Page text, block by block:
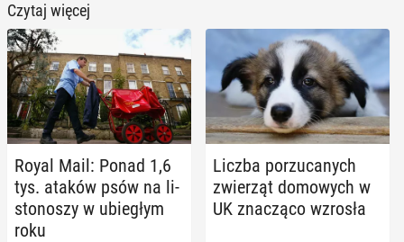
Czytaj więcej
Royal Mail: Ponad 1,6
tys. ataków psów na li­
sto­no­szy w ubie­głym
roku
Liczba po­rzu­ca­nych
zwie­rząt do­mo­wych w
UK zna­czą­co wzrosła